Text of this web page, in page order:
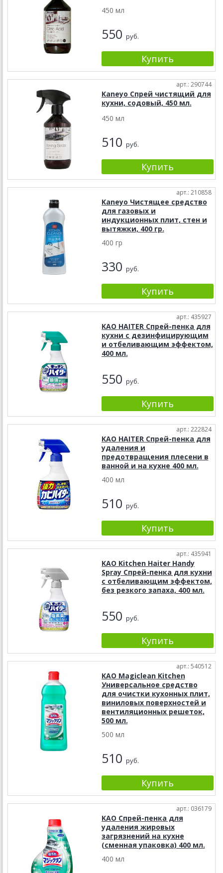
450 мл
550 руб.
арт.: 290744
Kaneyo Спрей чистящий для
кухни, содовый, 450 мл.
450 мл
510 руб.
арт.: 210858
Kaneyo Чистящее средство
для газовых и
индукционных плит, стен и
вытяжки, 400 гр.
400 гр
330 руб.
арт.: 435927
KAO HAITER Спрей-пенка для
кухни с дезинфицирующим
и отбеливающим эффектом,
400 мл.
550 руб.
арт.: 222824
KAO HAITER Спрей-пенка для
удаления и
предотвращения плесени в
ванной и на кухне 400 мл.
400 мл
510 руб.
арт.: 435941
KAO Kitchen Haiter Handy
Spray Спрей-пенка для кухни
с отбеливающим эффектом,
без резкого запаха, 400 мл.
550 руб.
арт.: 540512
KAO Magiclean Kitchen
Универсальное средство
для очистки кухонных плит,
виниловых поверхностей и
вентиляционных решеток,
500 мл.
500 мл
510 руб.
арт.: 036179
KAO Спрей-пенка для
удаления жировых
загрязнений на кухне
(сменная упаковка) 400 мл.
400 мл